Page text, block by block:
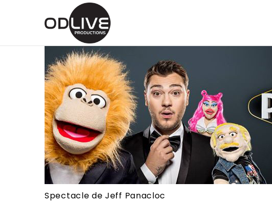
Spectacle de Jeff Panacloc